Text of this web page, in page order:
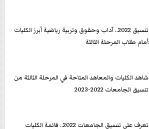
تنسيق 2022.. آداب وحقوق وتربية رياضية أبرز الكليات
أمام طلاب المرحلة الثالثة
شاهد الكليات والمعاهد المتاحة في المرحلة الثالثة من
تنسيق الجامعات 2022-2023
تعرف على تنسيق الجامعات 2022.. قائمة الكليات